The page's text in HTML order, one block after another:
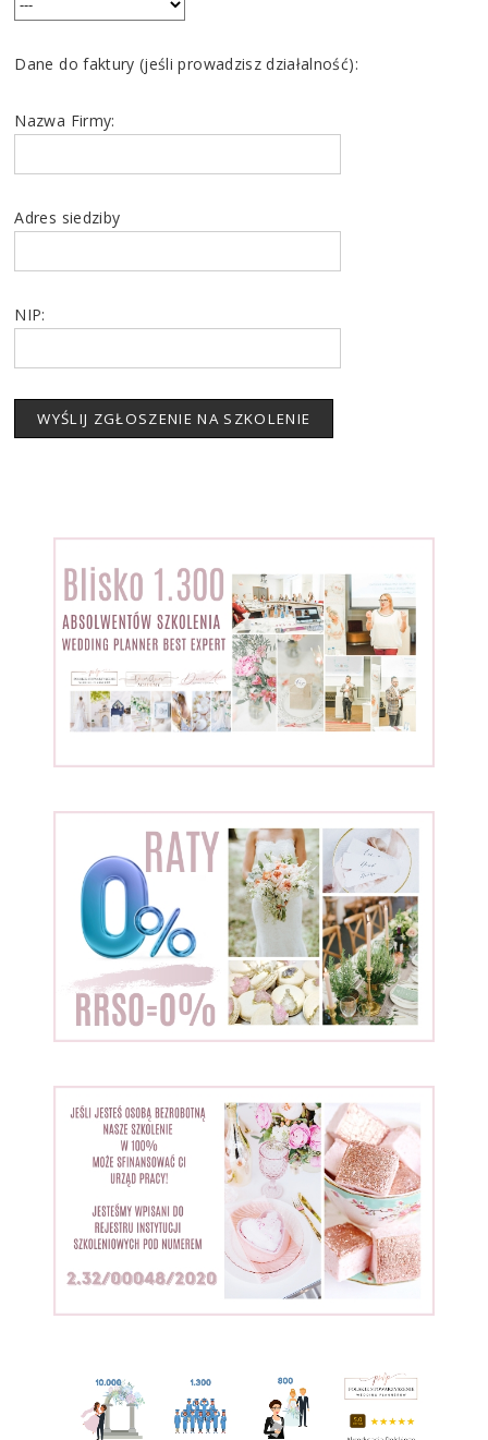
Dane do faktury (jeśli prowadzisz działalność):
Nazwa Firmy:
Adres siedziby
NIP: